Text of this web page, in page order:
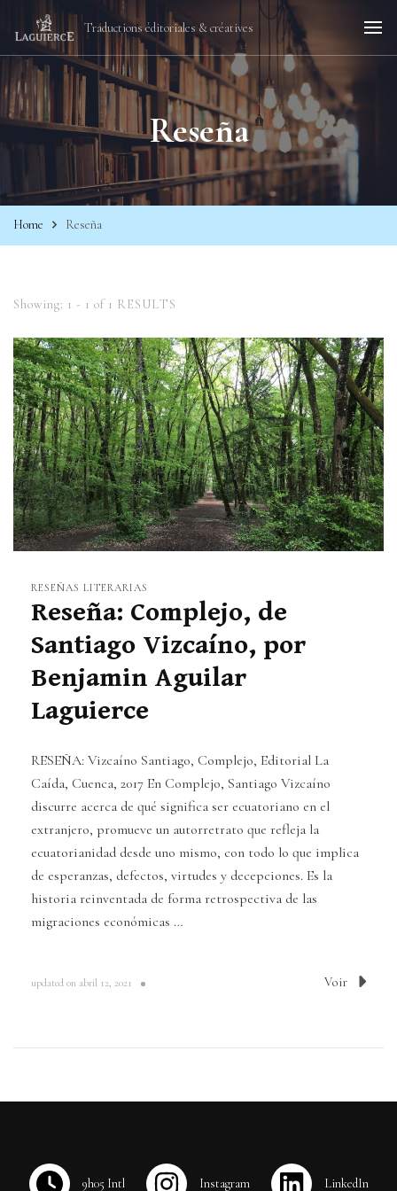
Traductions éditoriales & créatives
Reseña
Home Reseña
Showing: 1 - 1 of 1 RESULTS
RESEÑAS LITERARIAS
Reseña: Complejo, de
Santiago Vizcaíno, por
Benjamin Aguilar
Laguierce
RESEÑA: Vizcaíno Santiago, Complejo, Editorial La
Caída, Cuenca, 2017 En Complejo, Santiago Vizcaíno
discurre acerca de qué significa ser ecuatoriano en el
extranjero, promueve un autorretrato que refleja la
ecuatorianidad desde uno mismo, con todo lo que implica
de esperanzas, defectos, virtudes y decepciones. Es la
historia reinventada de forma retrospectiva de las
migraciones económicas …
updated on abril 12, 2021 Voir